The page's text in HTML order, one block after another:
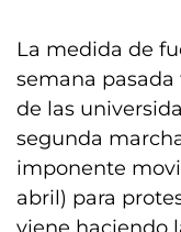
La medida de
semana
de las
segunda
imponente
abril) para